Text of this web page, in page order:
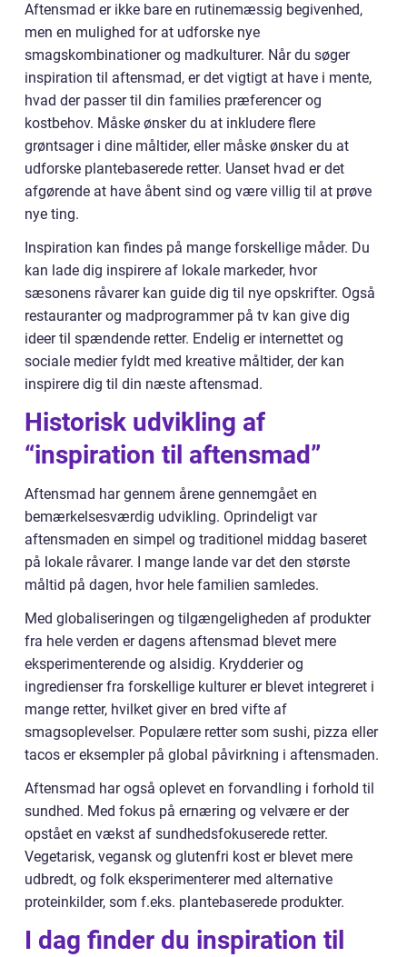
Aftensmad er ikke bare en rutinemæssig begivenhed,
men en mulighed for at udforske nye
smagskombinationer og madkulturer. Når du søger
inspiration til aftensmad, er det vigtigt at have i mente,
hvad der passer til din families præferencer og
kostbehov. Måske ønsker du at inkludere flere
grøntsager i dine måltider, eller måske ønsker du at
udforske plantebaserede retter. Uanset hvad er det
afgørende at have åbent sind og være villig til at prøve
nye ting.
Inspiration kan findes på mange forskellige måder. Du
kan lade dig inspirere af lokale markeder, hvor
sæsonens råvarer kan guide dig til nye opskrifter. Også
restauranter og madprogrammer på tv kan give dig
ideer til spændende retter. Endelig er internettet og
sociale medier fyldt med kreative måltider, der kan
inspirere dig til din næste aftensmad.
Historisk udvikling af
“inspiration til aftensmad”
Aftensmad har gennem årene gennemgået en
bemærkelsesværdig udvikling. Oprindeligt var
aftensmaden en simpel og traditionel middag baseret
på lokale råvarer. I mange lande var det den største
måltid på dagen, hvor hele familien samledes.
Med globaliseringen og tilgængeligheden af produkter
fra hele verden er dagens aftensmad blevet mere
eksperimenterende og alsidig. Krydderier og
ingredienser fra forskellige kulturer er blevet integreret i
mange retter, hvilket giver en bred vifte af
smagsoplevelser. Populære retter som sushi, pizza eller
tacos er eksempler på global påvirkning i aftensmaden.
Aftensmad har også oplevet en forvandling i forhold til
sundhed. Med fokus på ernæring og velvære er der
opstået en vækst af sundhedsfokuserede retter.
Vegetarisk, vegansk og glutenfri kost er blevet mere
udbredt, og folk eksperimenterer med alternative
proteinkilder, som f.eks. plantebaserede produkter.
I dag finder du inspiration til